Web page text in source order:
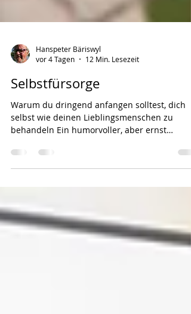
Hanspeter Bäriswyl
vor 4 Tagen
12 Min. Lesezeit
Selbstfürsorge
Warum du dringend anfangen solltest, dich
gemeinter Leitfaden für alle, die ihren
Kalender besser kennen als ihren eigenen
Blutdruck.